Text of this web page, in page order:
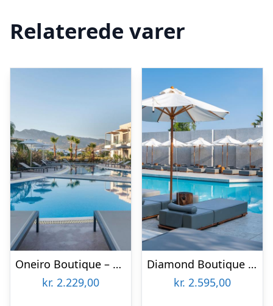
Relaterede varer
Oneiro Boutique – Voksenhotel
kr. 2.229,00
Diamond Boutique Hotel
kr. 2.595,00